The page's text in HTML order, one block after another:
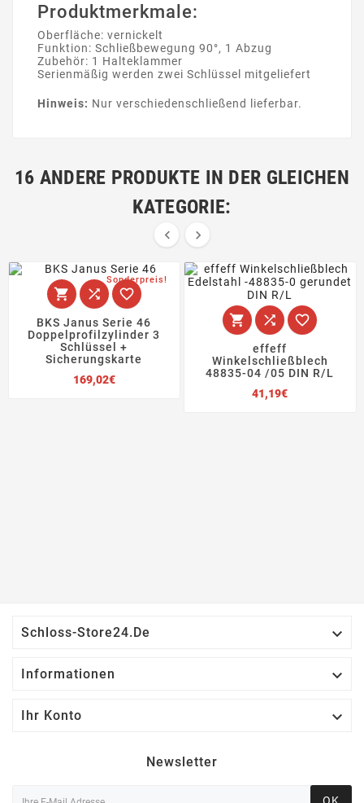
Produktmerkmale:
Oberfläche: vernickelt
Funktion: Schließbewegung 90°, 1 Abzug
Zubehör: 1 Halteklammer
Serienmäßig werden zwei Schlüssel mitgeliefert
Hinweis: Nur verschiedenschließend lieferbar.
16 ANDERE PRODUKTE IN DER GLEICHEN
KATEGORIE:
 
Sonderpreis!
  
BKS Janus Serie 46
Doppelprofilzylinder 3
Schlüssel +
Sicherungskarte
169,02€Preis
  
effeff
Winkelschließblech
48835-04 /05 DIN R/L
41,19€Preis
Schloss-Store24.de 
Informationen 
Ihr Konto 
Newsletter